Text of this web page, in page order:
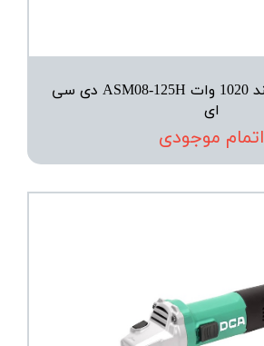
مینی فرز دسته بلند 1020 وات ASM08-125H دی سی
ای
اتمام موجودی